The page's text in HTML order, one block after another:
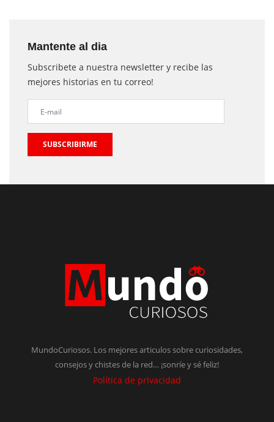
Mantente al dia
Subscribete a nuestra newsletter y recibe las
mejores historias en tu correo!
SUBSCRIBIRME
MundoCuriosos. Los mejores articulos sobre curiosidades,
consejos y chistes de la red… ¡sonríe y sé feliz!
Política de privacidad